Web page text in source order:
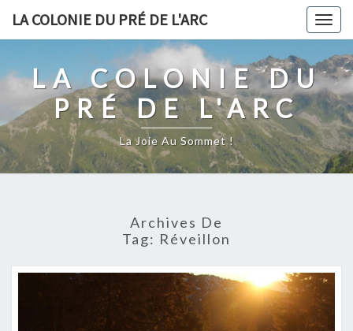
LA COLONIE DU PRÉ DE L'ARC
LA COLONIE DU
PRÉ DE L'ARC
La Joie Au Sommet !
Archives De
Tag: Réveillon